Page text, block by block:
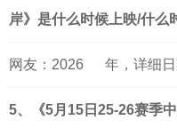
岸》是什么时候上映/什么
网友： 2026 年，详细
5、《5月15日25-26赛季